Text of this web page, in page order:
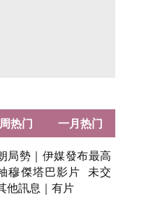
局勢｜伊媒發布最高
穆傑塔巴影片 未交
他訊息｜有片
热门 一月热门